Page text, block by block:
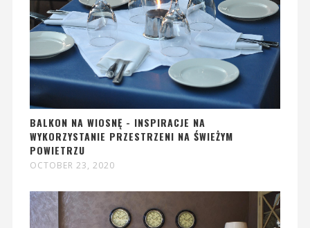
BALKON NA WIOSNĘ - INSPIRACJE NA
WYKORZYSTANIE PRZESTRZENI NA ŚWIEŻYM
POWIETRZU
OCTOBER 23, 2020